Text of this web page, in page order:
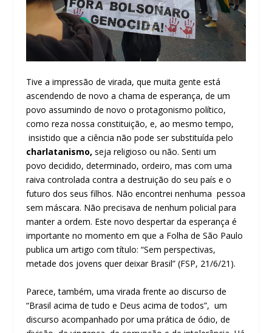
Tive a impressão de virada, que muita gente está
ascendendo de novo a chama de esperança, de um
povo assumindo de novo o protagonismo político,
como reza nossa constituição, e, ao mesmo tempo,
insistido que a ciência não pode ser substituída pelo
charlatanismo, seja religioso ou não. Senti um
povo decidido, determinado, ordeiro, mas com uma
raiva controlada contra a destruição do seu país e o
futuro dos seus filhos. Não encontrei nenhuma pessoa
sem máscara. Não precisava de nenhum policial para
manter a ordem. Este novo despertar da esperança é
importante no momento em que a Folha de São Paulo
publica um artigo com título: “Sem perspectivas,
metade dos jovens quer deixar Brasil” (FSP, 21/6/21).
Parece, também, uma virada frente ao discurso de
“Brasil acima de tudo e Deus acima de todos”, um
discurso acompanhado por uma prática de ódio, de